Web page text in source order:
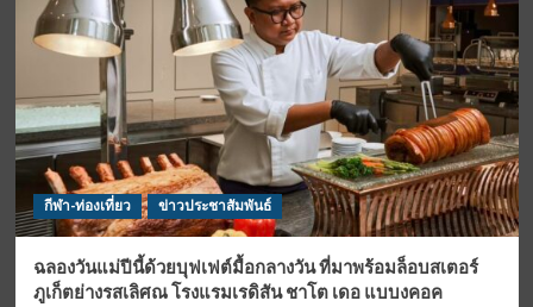
กีฬา-ท่องเที่ยว ข่าวประชาสัมพันธ์
ฉลองวันแม่ปีนี้ด้วยบุฟเฟต์มื้อกลางวัน ที่มาพร้อมล็อบสเตอร์
ภูเก็ตย่างรสเลิศณ โรงแรมเรดิสัน ชาโต เดอ แบบงคอค